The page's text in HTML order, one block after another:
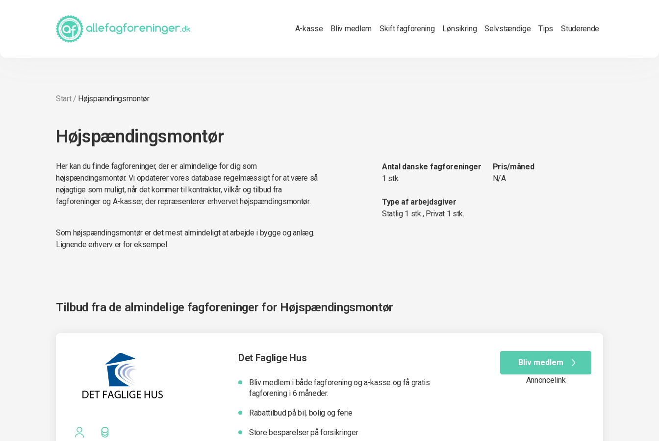
A-kasse Bliv medlem Skift fagforening Lønsikring Selvstændige Tips Studerende
Start/ Højspændingsmontør
Højspændingsmontør
Her kan du finde fagforeninger, der er almindelige for dig som
højspændingsmontør. Vi opdaterer vores database regelmæssigt for at være så
nøjagtige som muligt, når det kommer til kontrakter, vilkår og tilbud fra
fagforeninger og A-kasser, der repræsenterer erhvervet højspændingsmontør.
Som højspændingsmontør er det mest almindeligt at arbejde i bygge og anlæg.
Lignende erhverv er for eksempel.
Antal danske fagforeninger
1 stk.
Pris/måned
N/A
Type af arbejdsgiver
Statlig 1 stk., Privat 1 stk.
Tilbud fra de almindelige fagforeninger for Højspændingsmontør
Det Faglige Hus
Bliv medlem i både fagforening og a-kasse og få gratis
fagforening i 6 måneder.
Rabattilbud på bil, bolig og ferie
Store besparelser på forsikringer
Bliv medlem
Annoncelink